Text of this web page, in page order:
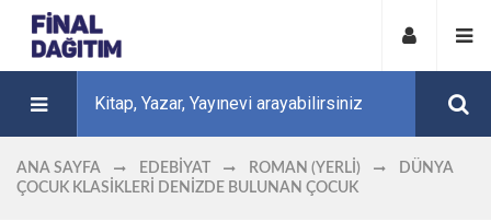
ANA SAYFA EDEBIYAT ROMAN (YERLI)
DÜNYA
ÇOCUK KLASIKLERI DENIZDE BULUNAN ÇOCUK